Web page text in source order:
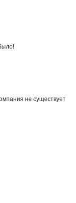
Р.З.
ИП
не существует